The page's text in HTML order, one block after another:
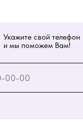
Укажите свой телефон
и мы поможем Вам!